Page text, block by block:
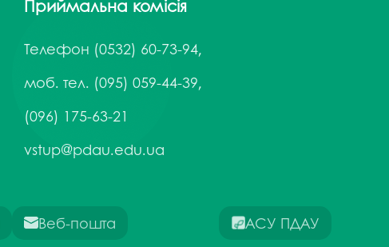
Приймальна комісія
Телефон (0532) 60-73-94,
моб. тел. (095) 059-44-39,
(096) 175-63-21
vstup@pdau.edu.ua
Веб-пошта АСУ ПДАУ